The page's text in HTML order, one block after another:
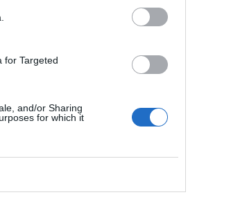
for Targeted
and/or Sharing
for which it
Αποχώρηση του Μπάμπη Πούλιου
από τη θέση του Αντιδημάρχου